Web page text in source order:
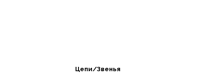
Цепи/Звенья